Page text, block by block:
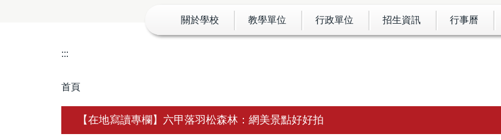
關於學校 教學單位 行政單位 招生資訊 行事曆
:::
首頁
【在地寫讀專欄】六甲落羽松森林：網美景點好好拍